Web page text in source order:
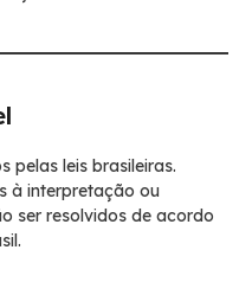
pelas leis brasileiras.
à interpretação ou
ser resolvidos de acordo